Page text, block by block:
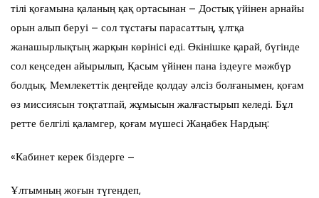
тілі қоғамына қаланың қақ ортасынан – Достық үйінен арнайы
орын алып беруі – сол тұстағы парасаттың, ұлтқа
жанашырлықтың жарқын көрінісі еді. Өкінішке қарай, бүгінде
сол кеңседен айырылып, Қасым үйінен пана іздеуге мәжбүр
болдық. Мемлекеттік деңгейде қолдау әлсіз болғанымен, қоғам
өз миссиясын тоқтатпай, жұмысын жалғастырып келеді. Бұл
ретте белгілі қаламгер, қоғам мүшесі Жаңабек Нардың:
«Кабинет керек біздерге –
Ұлтымның жоғын түгендеп,